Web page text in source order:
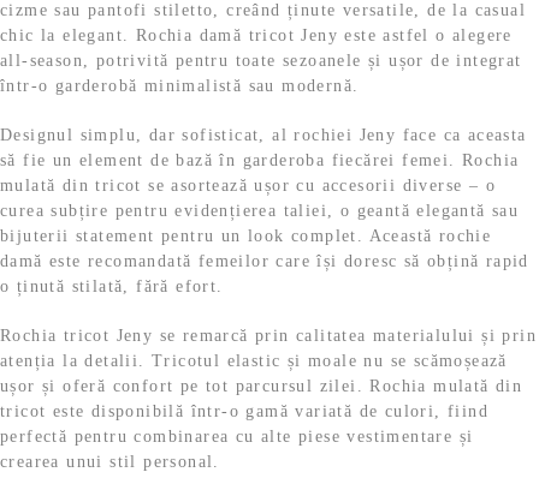
cizme sau pantofi stiletto, creând ținute versatile, de la casual
chic la elegant. Rochia damă tricot Jeny este astfel o alegere
all-season, potrivită pentru toate sezoanele și ușor de integrat
într-o garderobă minimalistă sau modernă.
Designul simplu, dar sofisticat, al rochiei Jeny face ca aceasta
să fie un element de bază în garderoba fiecărei femei. Rochia
mulată din tricot se asortează ușor cu accesorii diverse – o
curea subțire pentru evidențierea taliei, o geantă elegantă sau
bijuterii statement pentru un look complet. Această rochie
damă este recomandată femeilor care își doresc să obțină rapid
o ținută stilată, fără efort.
Rochia tricot Jeny se remarcă prin calitatea materialului și prin
atenția la detalii. Tricotul elastic și moale nu se scămoșează
ușor și oferă confort pe tot parcursul zilei. Rochia mulată din
tricot este disponibilă într-o gamă variată de culori, fiind
perfectă pentru combinarea cu alte piese vestimentare și
crearea unui stil personal.